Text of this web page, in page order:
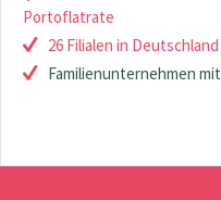
Portoflatrate
26 Filialen in Deutschland
Familienunternehmen